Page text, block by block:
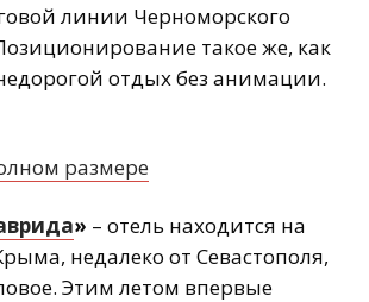
линии Черноморского
такое же, как
отдых без анимации.
размере
» – отель находится на
недалеко от Севастополя,
Этим летом впервые